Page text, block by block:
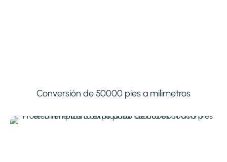
Conversión de 50000 pies a milimetros